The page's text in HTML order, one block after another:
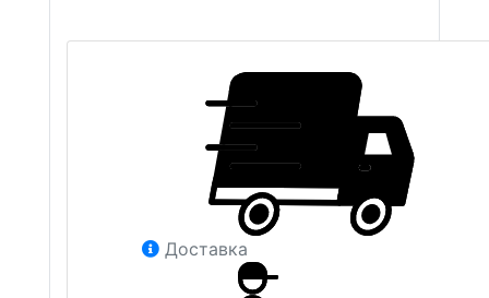
Доставка